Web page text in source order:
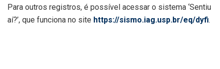
Para outros registros, é possível acessar o sistema ‘Sentiu
aí?’, que funciona no site https://sismo.iag.usp.br/eq/dyfi.